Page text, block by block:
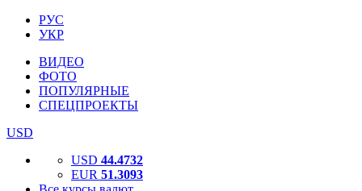
РУС
УКР
ВИДЕО
ФОТО
ПОПУЛЯРНЫЕ
СПЕЦПРОЕКТЫ
USD
USD 44.4732
EUR 51.3093